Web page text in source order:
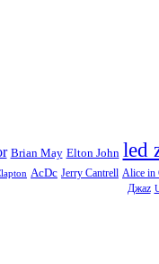
Brian May Elton John led
AcDc Jerry Cantrell Alice in
Джаz